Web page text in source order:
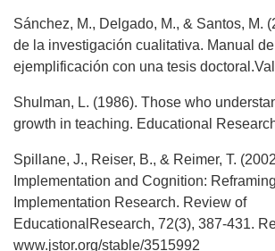
Sánchez, M., Delgado, M., & Santos, M.
de la investigación cualitativa. Manual
ejemplificación con una tesis
Shulman, L. (1986). Those who
growth in teaching. Educational
Spillane, J., Reiser, B., & Reimer, T.
Implementation and Cognition:
Implementation Research. Review of
EducationalResearch, 72(3), 387-431.
www.jstor.org/stable/3515992